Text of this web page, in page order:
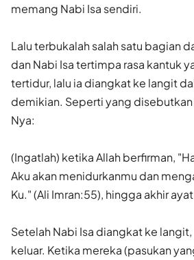
memang Nabi Isa sendiri.
Lalu terbukalah salah satu bagian
dan Nabi Isa tertimpa rasa kantuk
tertidur, lalu ia diangkat ke langit
demikian. Seperti yang
Nya:
(Ingatlah) ketika Allah berfirman,
Aku akan menidurkanmu dan
Ku." (Ali Imran:55), hingga akhir
Setelah Nabi Isa diangkat ke
keluar. Ketika mereka (pasukan